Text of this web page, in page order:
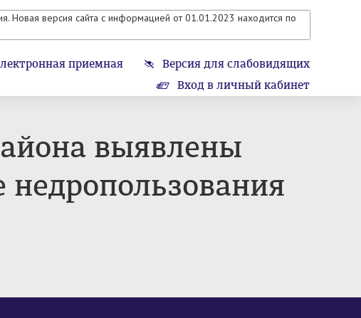
Новая версия сайта с информацией от 01.01.2023 находится по
приемная
Версия для слабовидящих
Вход в личный кабинет
выявлены
недропользования